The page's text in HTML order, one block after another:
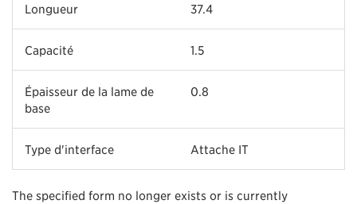
Longueur 37.4
Capacité 1.5
Épaisseur de la lame de
base
0.8
Type d'interface Attache IT
The specified form no longer exists or is currently